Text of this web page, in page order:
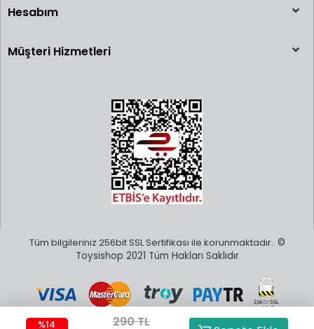
%14 290 TL
Hesabım
Müşteri Hizmetleri
Tüm bilgileriniz 256bit SSL Sertifikası ile korunmaktadır. ©
Toysishop 2021 Tüm Hakları Saklıdır